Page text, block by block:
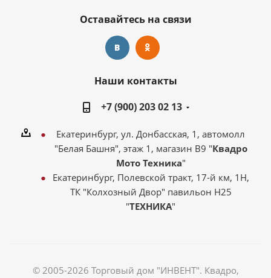
Оставайтесь на связи
Наши контакты
+7 (900) 203 02 13
Екатеринбург, ул. Донбасская, 1, автомолл
"Белая Башня", этаж 1, магазин В9 "Квадро
Мото Техника"
Екатеринбург, Полевской тракт, 17-й км, 1Н,
ТК "Колхозный Двор" павильон Н25
"ТЕХНИКА"
© 2005-2026 Торговый дом "ИНВЕНТ". Квадро,